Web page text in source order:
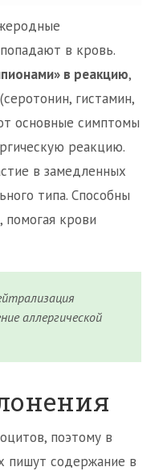
в кровь.
в реакцию,
гистамин,
основные симптомы
реакцию.
в замедленных
типа. Способны
помогая крови
аллергической
поэтому в
пишут содержание в